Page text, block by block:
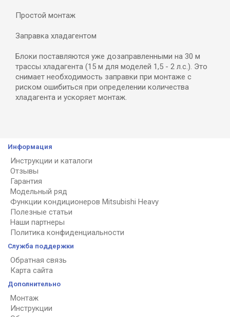
Простой монтаж
Заправка хладагентом
Блоки поставляются уже дозаправленными на 30 м
трассы хладагента (15 м для моделей 1,5 - 2 л.с.). Это
снимает необходимость заправки при монтаже с
риском ошибиться при определении количества
хладагента и ускоряет монтаж.
Информация
Инструкции и каталоги
Отзывы
Гарантия
Модельный ряд
Функции кондиционеров Mitsubishi Heavy
Полезные статьи
Наши партнеры
Политика конфиденциальности
Служба поддержки
Обратная связь
Карта сайта
Дополнительно
Монтаж
Инструкции